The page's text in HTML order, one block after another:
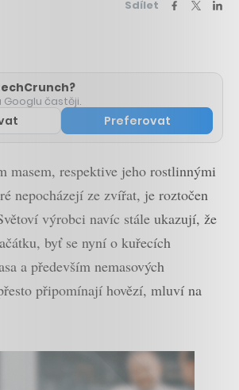
Sdílet
častěji.
Preferovat
masem, respektive jeho rostlinnými
nepocházejí ze zvířat, je roztočen
výrobci navíc stále ukazují, že
byť se nyní o kuřecích
a především nemasových
připomínají hovězí, mluví na